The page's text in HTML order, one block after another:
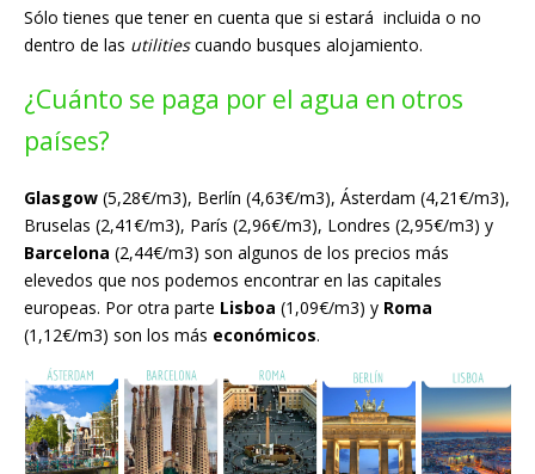
Sólo tienes que tener en cuenta que si estará incluida o no
dentro de las utilitiescuando busques alojamiento.
¿Cuánto se paga por el agua en otros
países?
Glasgow (5,28€/m3), Berlín (4,63€/m3), Ásterdam (4,21€/m3),
Bruselas (2,41€/m3), París (2,96€/m3), Londres (2,95€/m3) y
Barcelona (2,44€/m3) son algunos de los precios más
elevedos que nos podemos encontrar en las capitales
europeas. Por otra parte Lisboa (1,09€/m3) y Roma
(1,12€/m3) son los más económicos.